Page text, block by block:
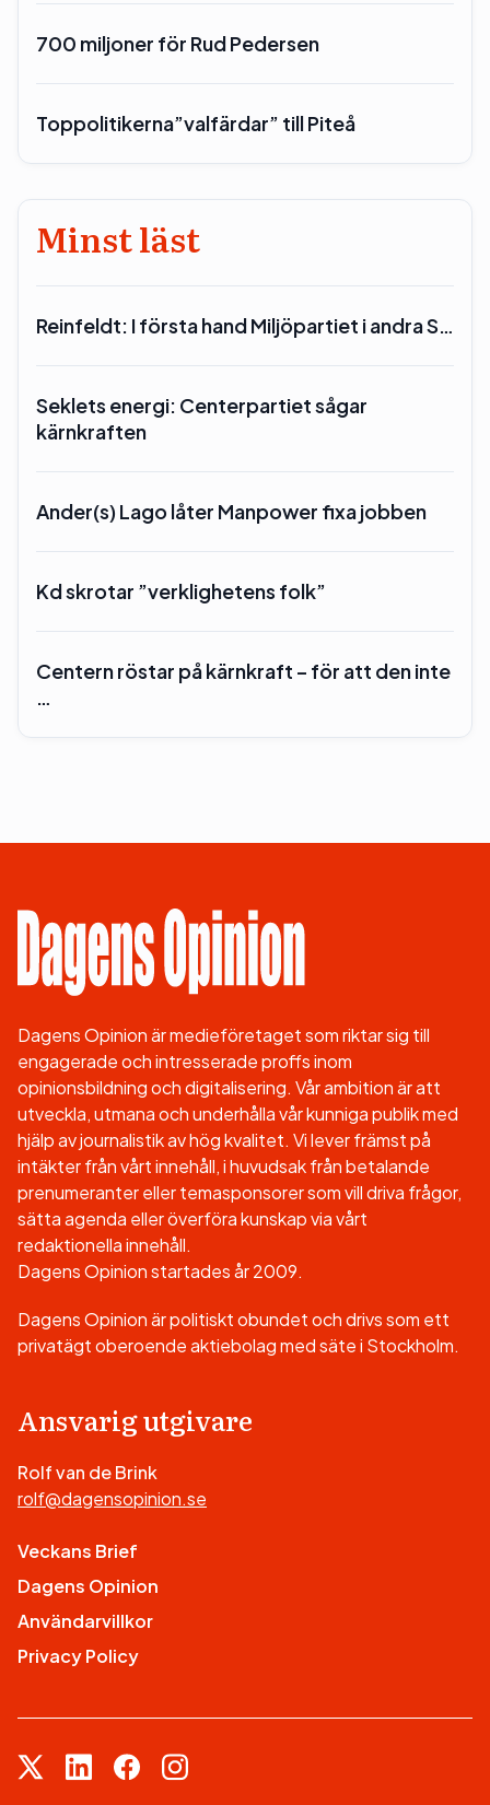
700 miljoner för Rud Pedersen
Toppolitikerna”valfärdar” till Piteå
Minst läst
Reinfeldt: I första hand Miljöpartiet i andra S…
Seklets energi: Centerpartiet sågar
kärnkraften
Ander(s) Lago låter Manpower fixa jobben
Kd skrotar ”verklighetens folk”
Centern röstar på kärnkraft – för att den inte
…
Dagens Opinion är medieföretaget som riktar sig till
engagerade och intresserade proffs inom
opinionsbildning och digitalisering. Vår ambition är att
utveckla, utmana och underhålla vår kunniga publik med
hjälp av journalistik av hög kvalitet. Vi lever främst på
intäkter från vårt innehåll, i huvudsak från betalande
prenumeranter eller temasponsorer som vill driva frågor,
sätta agenda eller överföra kunskap via vårt
redaktionella innehåll.
Dagens Opinion startades år 2009.
Dagens Opinion är politiskt obundet och drivs som ett
privatägt oberoende aktiebolag med säte i Stockholm.
Ansvarig utgivare
Rolf van de Brink
rolf@dagensopinion.se
Veckans Brief
Dagens Opinion
Användarvillkor
Privacy Policy